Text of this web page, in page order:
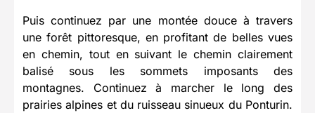
Puis continuez par une montée douce à travers
une forêt pittoresque, en profitant de belles vues
en chemin, tout en suivant le chemin clairement
balisé sous les sommets imposants des
montagnes. Continuez à marcher le long des
prairies alpines et du ruisseau sinueux du Ponturin.